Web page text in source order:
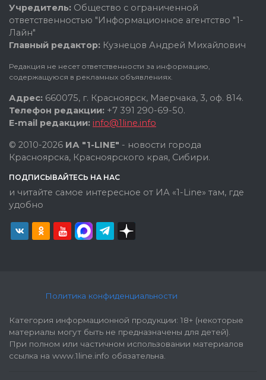
Учредитель: Общество с ограниченной
ответственностью "Информационное агентство "1-
Лайн"
Главный редактор: Кузнецов Андрей Михайлович
Редакция не несет ответственности за информацию,
содержащуюся в рекламных объявлениях.
Адрес: 660075, г. Красноярск, Маерчака, 3, оф. 814.
Телефон редакции: +7 391 290-69-50.
E-mail редакции: info@1line.info
© 2010-2026 ИА "1-LINE" - новости города
Красноярска, Красноярского края, Сибири.
ПОДПИСЫВАЙТЕСЬ НА НАС
и читайте самое интересное от ИА «1-Line» там, где
удобно
Политика конфиденциальности
Категория информационной продукции: 18+ (некоторые
материалы могут быть не предназначены для детей).
При полном или частичном использовании материалов
ссылка на www.1line.info обязательна.